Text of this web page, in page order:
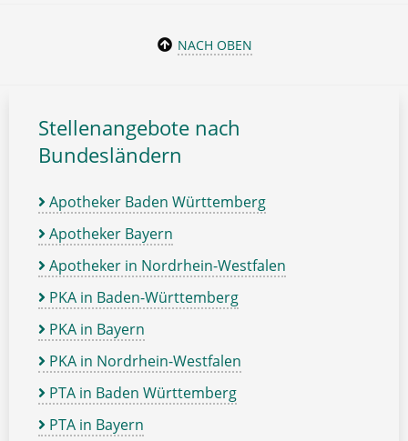
NACH OBEN
Stellenangebote nach
Bundesländern
Apotheker Baden Württemberg
Apotheker Bayern
Apotheker in Nordrhein-Westfalen
PKA in Baden-Württemberg
PKA in Bayern
PKA in Nordrhein-Westfalen
PTA in Baden Württemberg
PTA in Bayern